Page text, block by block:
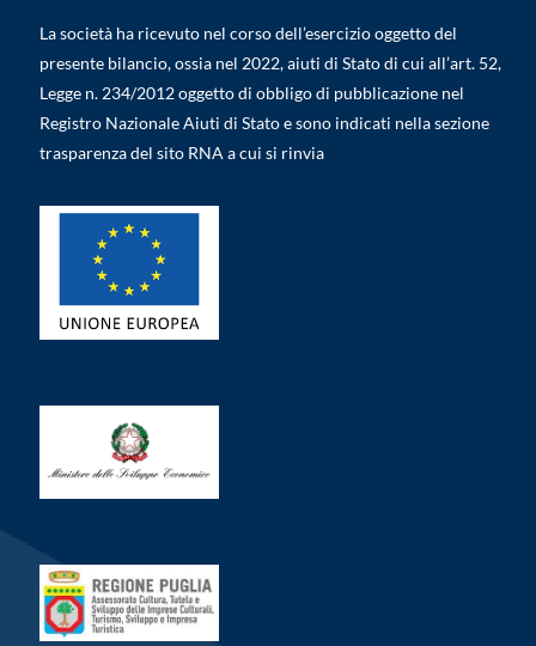
La società ha ricevuto nel corso dell’esercizio oggetto del
presente bilancio, ossia nel 2022, aiuti di Stato di cui all’art. 52,
Legge n. 234/2012 oggetto di obbligo di pubblicazione nel
Registro Nazionale Aiuti di Stato e sono indicati nella sezione
trasparenza del sito RNA a cui si rinvia